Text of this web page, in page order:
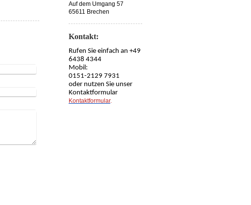
Auf dem Umgang 57
65611 Brechen
Kontakt:
Rufen Sie einfach an +49
6438 4344
Mobil:
0151-2129 7931
oder nutzen Sie unser
Kontaktformular
Kontaktformular.